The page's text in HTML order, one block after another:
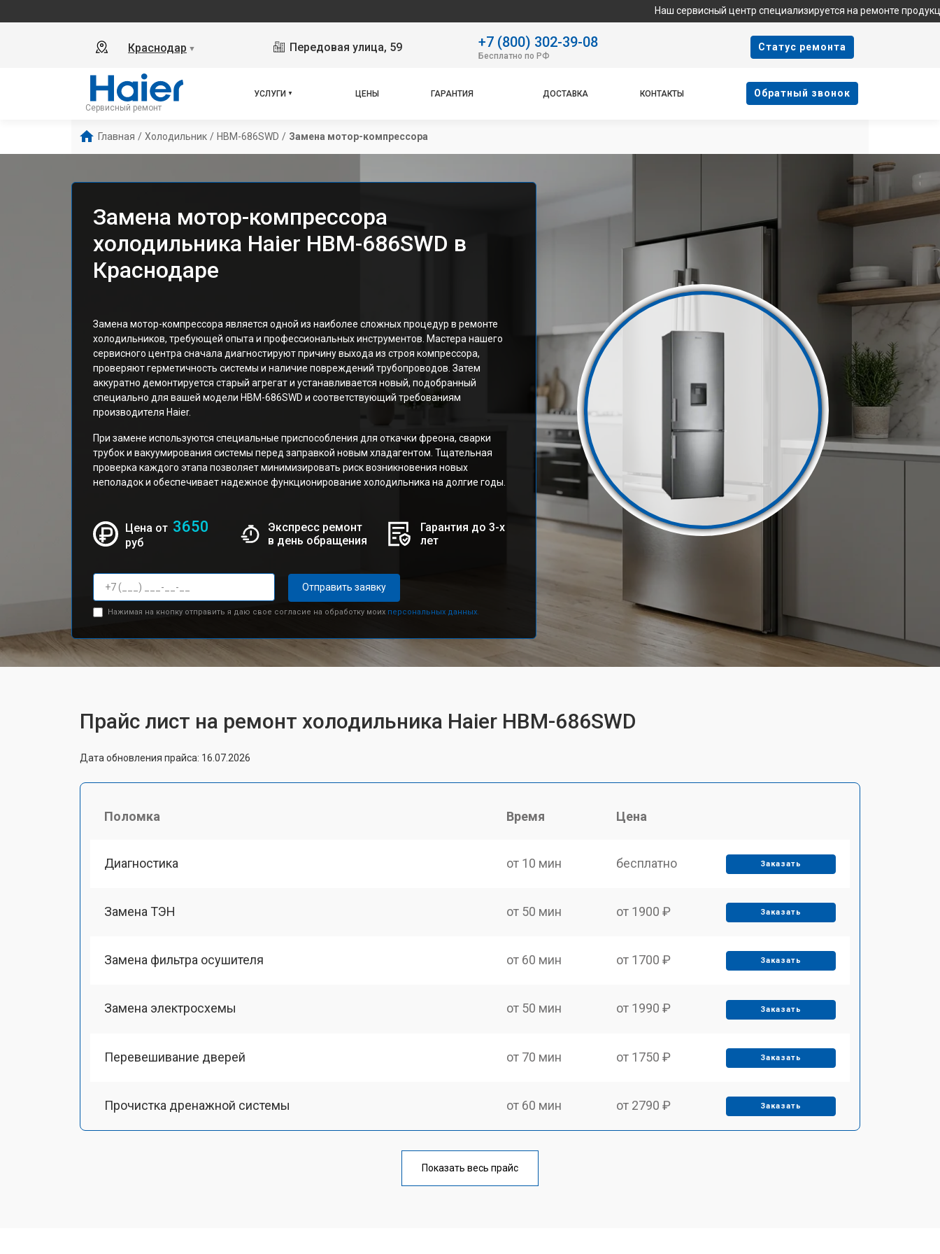
Наш сервисный центр специализируется на ремонте продукции Haier
Краснодар ▼ Передовая улица, 59 +7 (800) 302-39-08
Бесплатно по РФ
Cтатус ремонта
Сервисный ремонт
УСЛУГИ ЦЕНЫ ГАРАНТИЯ ДОСТАВКА КОНТАКТЫ Oбратный звонок
Главная / Холодильник / HBM-686SWD / Замена мотор-компрессора
Замена мотор-компрессора
холодильника Haier HBM-686SWD в
Краснодаре
Замена мотор-компрессора является одной из наиболее сложных процедур в ремонте
холодильников, требующей опыта и профессиональных инструментов. Мастера нашего
сервисного центра сначала диагностируют причину выхода из строя компрессора,
проверяют герметичность системы и наличие повреждений трубопроводов. Затем
аккуратно демонтируется старый агрегат и устанавливается новый, подобранный
специально для вашей модели HBM-686SWD и соответствующий требованиям
производителя Haier.
При замене используются специальные приспособления для откачки фреона, сварки
трубок и вакуумирования системы перед заправкой новым хладагентом. Тщательная
проверка каждого этапа позволяет минимизировать риск возникновения новых
неполадок и обеспечивает надежное функционирование холодильника на долгие годы.
Цена от 3650
руб
Экспресс ремонт
в день обращения
Гарантия до 3-х
лет
Отправить заявку
Нажимая на кнопку отправить я даю свое согласие на обработку моих персональных данных.
Прайс лист на ремонт холодильника Haier HBM-686SWD
Дата обновления прайса: 16.07.2026
Поломка Время Цена
Диагностика от 10 мин бесплатно Заказать
Замена ТЭН от 50 мин от 1900 ₽ Заказать
Замена фильтра осушителя от 60 мин от 1700 ₽ Заказать
Замена электросхемы от 50 мин от 1990 ₽ Заказать
Перевешивание дверей от 70 мин от 1750 ₽ Заказать
Прочистка дренажной системы от 60 мин от 2790 ₽ Заказать
от 60 мин
Показать весь прайс